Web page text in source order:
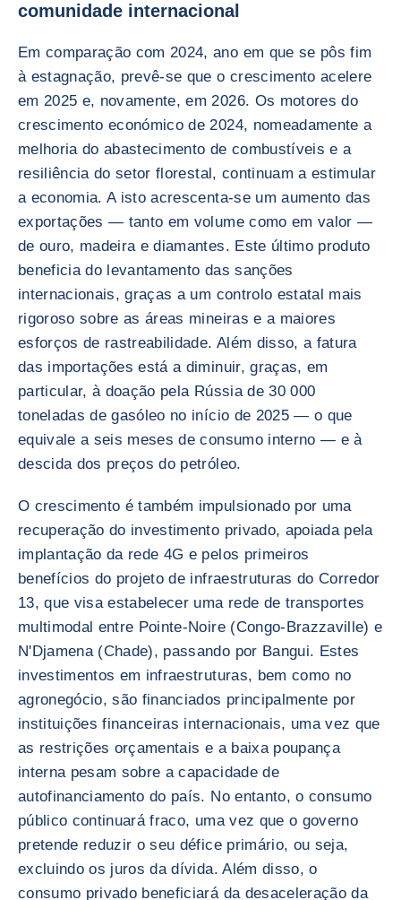
comunidade internacional
Em comparação com 2024, ano em que se pôs fim
à estagnação, prevê-se que o crescimento acelere
em 2025 e, novamente, em 2026. Os motores do
crescimento económico de 2024, nomeadamente a
melhoria do abastecimento de combustíveis e a
resiliência do setor florestal, continuam a estimular
a economia. A isto acrescenta-se um aumento das
exportações — tanto em volume como em valor —
de ouro, madeira e diamantes. Este último produto
beneficia do levantamento das sanções
internacionais, graças a um controlo estatal mais
rigoroso sobre as áreas mineiras e a maiores
esforços de rastreabilidade. Além disso, a fatura
das importações está a diminuir, graças, em
particular, à doação pela Rússia de 30 000
toneladas de gasóleo no início de 2025 — o que
equivale a seis meses de consumo interno — e à
descida dos preços do petróleo.
O crescimento é também impulsionado por uma
recuperação do investimento privado, apoiada pela
implantação da rede 4G e pelos primeiros
benefícios do projeto de infraestruturas do Corredor
13, que visa estabelecer uma rede de transportes
multimodal entre Pointe-Noire (Congo-Brazzaville) e
N'Djamena (Chade), passando por Bangui. Estes
investimentos em infraestruturas, bem como no
agronegócio, são financiados principalmente por
instituições financeiras internacionais, uma vez que
as restrições orçamentais e a baixa poupança
interna pesam sobre a capacidade de
autofinanciamento do país. No entanto, o consumo
público continuará fraco, uma vez que o governo
pretende reduzir o seu défice primário, ou seja,
excluindo os juros da dívida. Além disso, o
consumo privado beneficiará da desaceleração da